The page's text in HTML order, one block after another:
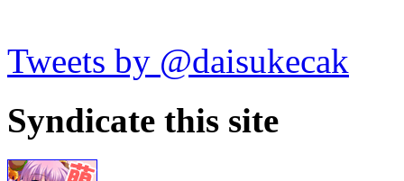
Tweets by @daisukecak
Syndicate this site